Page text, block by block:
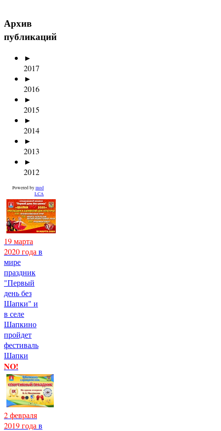
Архив
публикаций
►
2017
►
2016
►
2015
►
2014
►
2013
►
2012
Powered by mod
LCA
19 марта
2020 года в
мире
праздник
"Первый
день без
Шапки" и
в селе
Шапкино
пройдет
фестиваль
Шапки
NO!
2 февраля
2019 года в